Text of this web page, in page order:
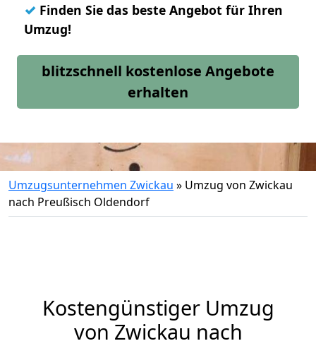
✓ Finden Sie das beste Angebot für Ihren
Umzug!
blitzschnell kostenlose Angebote
erhalten
Umzugsunternehmen Zwickau » Umzug von Zwickau
nach Preußisch Oldendorf
Kostengünstiger Umzug
von Zwickau nach